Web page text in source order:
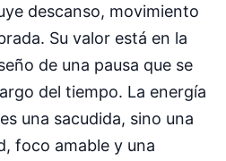
descanso, movimiento
Su valor está en la
de una pausa que se
del tiempo. La energía
una sacudida, sino una
foco amable y una